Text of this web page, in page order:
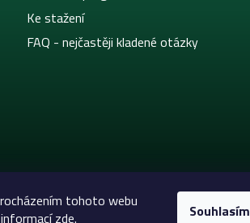
tohoto webu
zde. Souhlasím
Ke stažení
FAQ - nejčastěji kladené otázky